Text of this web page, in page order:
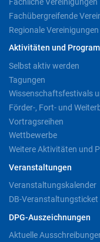
Fachliche Vereinigungen
Fachübergreifende
Regionale Vereinigungen
Aktivitäten und
Selbst aktiv werden
Tagungen
Wissenschaftsfestivals
Förder-, Fort- und
Vortragsreihen
Wettbewerbe
Weitere Aktivitäten und
Veranstaltungen
Veranstaltungskalender
DB-Veranstaltungsticket
DPG-Auszeichnungen
Aktuelle